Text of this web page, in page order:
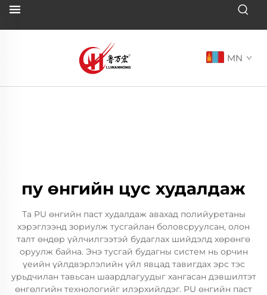
MN
пу өнгийн цус худалдаж
Та PU өнгийн паст худалдаж авахад полийуретаны
хэрэглээнд зориулж тусгайлан боловсруулсан, олон
талт өндөр үйлчилгээтэй будаглах шийдэлд хөрөнгө
оруулж байна. Энэ тусгай будагны систем нь орчин
үеийн үйлдвэрлэлийн үйл явцад тавигдах эрс тэс
урьдчилан тавьсан шаардлагуудыг хангасан дэвшилтэт
өнгөлгийн технологийг илэрхийлдэг. PU өнгийн паст